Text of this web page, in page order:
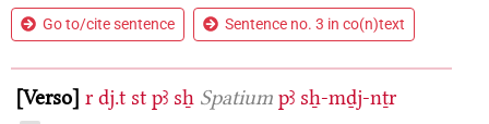
Go to/cite sentence Sentence no. 3 in co(n)text
Verso r dj.t st pꜣ sẖ Spatium pꜣ sẖ-mḏj-nṯr